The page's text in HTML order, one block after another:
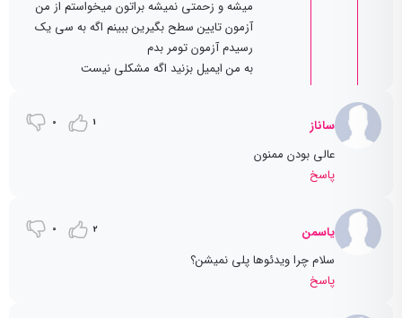
میشه و زحمتی نمیشه براتون میخواستم از من
آزمون تایین سطح بگیرین ببینم اگه به سی یک
رسیدم آزمون تومر بدم
به من ایمیل بزنید اگه مشکلی نیست
ساناز 1
0
عالی بودن ممنون
پاسخ
یاسمن 2
0
سلام چرا ویدئوها پلی نمیشن؟
پاسخ